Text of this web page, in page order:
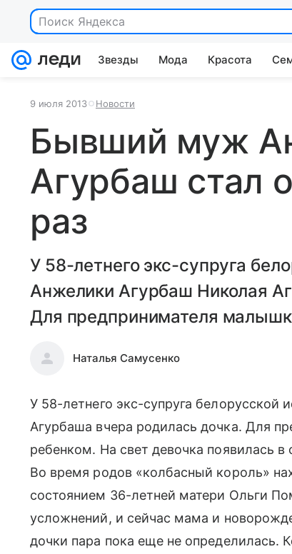
Поиск Яндекса
Звезды Мода Красота
9 июля 2013 Новости
Бывший муж
Агурбаш стал
раз
У 58-летнего экс-супруга
Анжелики Агурбаш Николая
Для предпринимателя
Наталья Самусенко
У 58-летнего экс-супруга
Агурбаша вчера родилась дочка. Для
ребенком. На свет девочка появилась
Во время родов «колбасный король»
состоянием 36-летней матери Ольги
усложнений, и сейчас мама и
дочки пара пока еще не определилась.